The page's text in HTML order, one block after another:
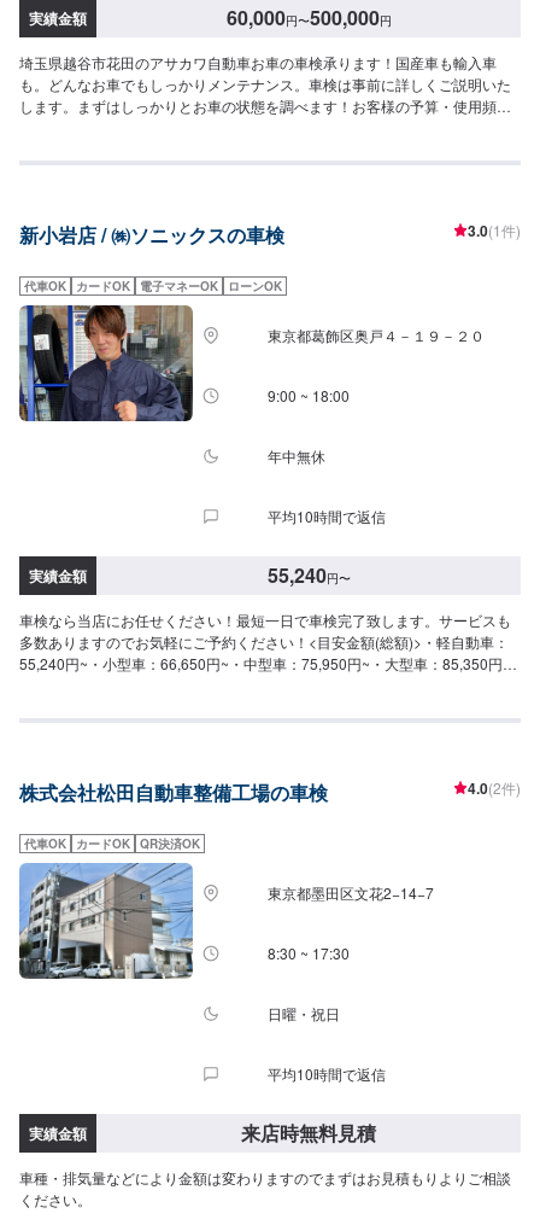
実績金額 60,000円〜500,000円
埼玉県越谷市花田のアサカワ自動車お車の車検承ります！国産車も輸入車
も。どんなお車でもしっかりメンテナンス。車検は事前に詳しくご説明いた
します。まずはしっかりとお車の状態を調べます！お客様の予算・使用頻度
ます。お客様には、必ず交換や修理の必要性を細かくご説明してからの作業
必要書類の準備をいただきます5.車検整備・点検6.お支払い・受け渡し\ご用
整備の場合は、お見積の上ご提案させて頂きます。※上記金額は外車・車検切
れ車等は除きます。※同一車種でも重量により重量税の金額が異なる場合があ
りますので車検証をご確認ください。※エコカーに対する重量税の減免もあり
ます。\パーツ持ち込みについて/パーツのお持ち込みは可能です！ご希望の方
はオファーをお送りいただく際に、パーツの詳細とお車の車検証、または車
種情報をお送りください。場合によっては対応できかねることもございます
ので、あらかじめご了承ください。\代車について/作業中は代車をお出しする
お客さま負担となります。\営業時間・定休日/営業時間：8:45～18:00定休
新小岩店 / ㈱ソニックスの車検 3.0(1件)
代車OK カードOK 電子マネーOK ローンOK
東京都葛飾区奥戸４－１９－２０
9:00 ~ 18:00
年中無休
平均10時間で返信
実績金額 55,240円〜
車検なら当店にお任せください！最短一日で車検完了致します。サービスも
多数ありますのでお気軽にご予約ください！<目安金額(総額)>・軽自動車：
55,240円~・小型車：66,650円~・中型車：75,950円~・大型車：85,350円~
車販売,、新車販売、カーリースやレンタカーもやっております！また、
てますので、お得にご利用できます。お客様の愛車のメンテナンスは当店に
株式会社松田自動車整備工場の車検 4.0(2件)
代車OK カードOK QR決済OK
東京都墨田区文花2−14−7
8:30 ~ 17:30
日曜・祝日
平均10時間で返信
実績金額 来店時無料見積
車種・排気量などにより金額は変わりますのでまずはお見積もりよりご相談
ください。